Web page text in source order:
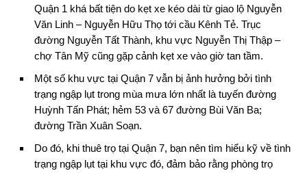
Quận 1 khá bất tiện do kẹt xe kéo dài từ giao lộ Nguyễn
Văn Linh – Nguyễn Hữu Thọ tới cầu Kênh Tẻ. Trục
đường Nguyễn Tất Thành, khu vực Nguyễn Thị Thập –
chợ Tân Mỹ cũng gặp cảnh kẹt xe vào giờ tan tầm.
Một số khu vực tại Quận 7 vẫn bị ảnh hưởng bởi tình
trạng ngập lụt trong mùa mưa lớn nhất là tuyến đường
Huỳnh Tấn Phát; hẻm 53 và 67 đường Bùi Văn Ba;
đường Trần Xuân Soạn.
Do đó, khi thuê trọ tại Quận 7, bạn nên tìm hiểu kỹ về tình
trạng ngập lụt tại khu vực đó, đảm bảo rằng phòng trọ